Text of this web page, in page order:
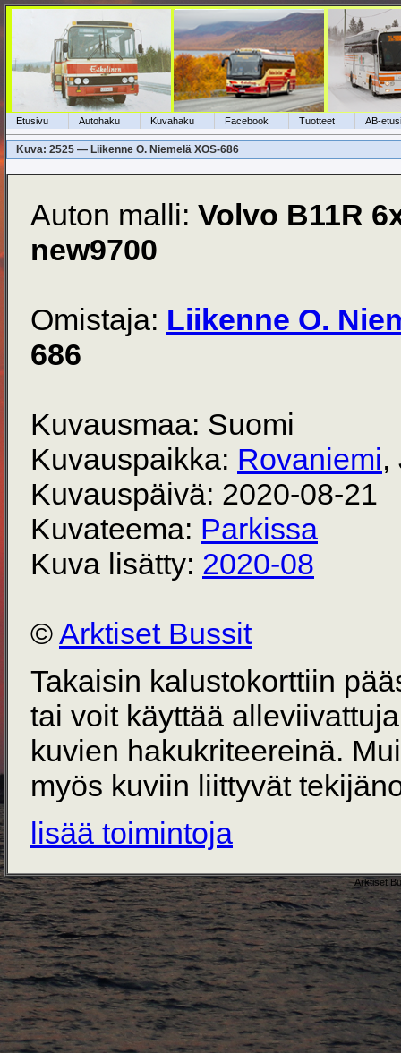
Etusivu Autohaku Kuvahaku Facebook Tuotteet AB-
Kuva: 2525 — Liikenne O. Niemelä XOS-686
Auton malli: Volvo B11R
new9700
Omistaja: Liikenne O.
686
Kuvausmaa: Suomi
Kuvauspaikka: Rovaniemi,
Kuvauspäivä: 2020-08-21
Kuvateema: Parkissa
Kuva lisätty: 2020-08
©Arktiset Bussit
Takaisin kalustokorttiin
tai voit käyttää
kuvien hakukriteereinä.
myös kuviin liittyvät
lisää toimintoja
Arktiset